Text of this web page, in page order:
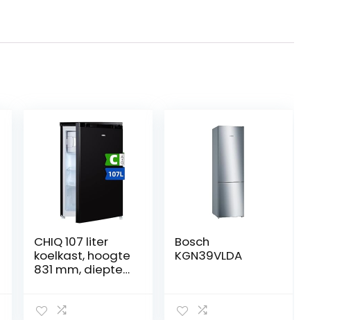
CHIQ 107 liter
koelkast, hoogte
831 mm, diepte
micro-vriesvak,
Bosch
KGN39VLDA